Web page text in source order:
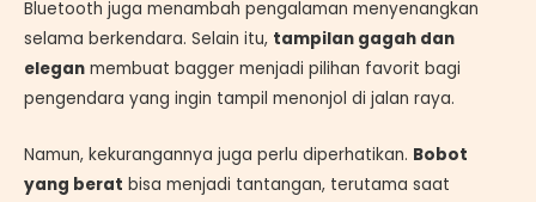
Bluetooth juga menambah pengalaman menyenangkan
selama berkendara. Selain itu, tampilan gagah dan
elegan membuat bagger menjadi pilihan favorit bagi
pengendara yang ingin tampil menonjol di jalan raya.
Namun, kekurangannya juga perlu diperhatikan. Bobot
yang berat bisa menjadi tantangan, terutama saat